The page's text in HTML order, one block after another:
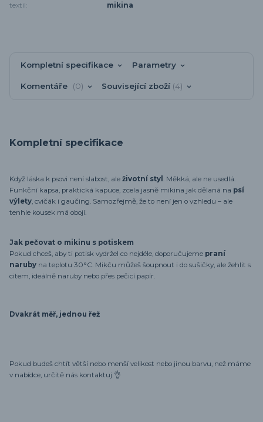
textil:
mikina
Kompletní specifikace Parametry
Komentáře 0 Související zboží 4
Kompletní specifikace
Když láska k psovi není slabost, ale životní styl . Měkká, ale ne usedlá.
Funkční kapsa, praktická kapuce, zcela jasně mikina jak dělaná na psí
výlety, cvičák i gaučing. Samozřejmě, že to není jen o vzhledu – ale
tenhle kousek má obojí.
Jak pečovat o mikinu s potiskem
Pokud chceš, aby ti potisk vydržel co nejdéle, doporučujeme praní
naruby na teplotu 30°C. Mikču můžeš šoupnout i do sušičky, ale žehlit s
citem, ideálně naruby nebo přes pečicí papír.
Dvakrát měř, jednou řež
Pokud budeš chtít větší nebo menší velikost nebo jinou barvu, než máme
v nabídce, určitě nás kontaktuj 👌